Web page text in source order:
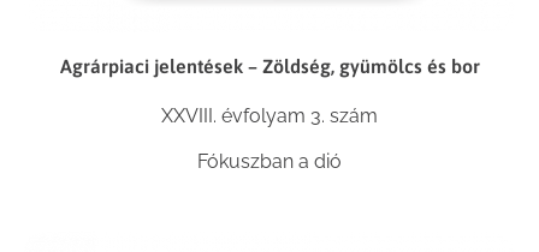
Agrárpiaci jelentések – Zöldség, gyümölcs és bor
XXVIII. évfolyam 3. szám
Fókuszban a dió